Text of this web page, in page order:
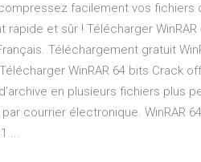
facilement vos fichiers
et sûr ! Télécharger WinRAR
Téléchargement gratuit
WinRAR 64 bits Crack
en plusieurs fichiers plus
courrier électronique. WinRAR
...